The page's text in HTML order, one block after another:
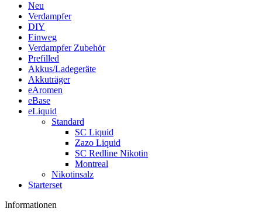
Neu
Verdampfer
DIY
Einweg
Verdampfer Zubehör
Prefilled
Akkus/Ladegeräte
Akkuträger
eAromen
eBase
eLiquid
Standard
SC Liquid
Zazo Liquid
SC Redline Nikotin
Montreal
Nikotinsalz
Starterset
Informationen